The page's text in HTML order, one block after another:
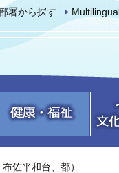
署から探す Multilingual
佐平和台、都）